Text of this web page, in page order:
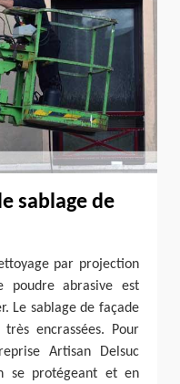
sablage de
par projection
poudre abrasive est
Le sablage de façade
encrassées. Pour
Artisan Delsuc
se protégeant et en